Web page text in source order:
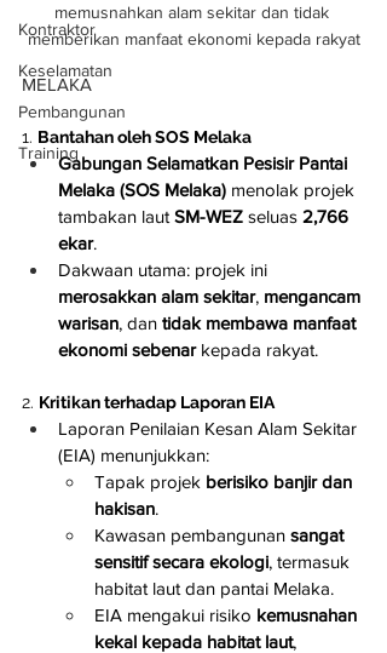
Kontraktor
Keselamatan
Pembangunan
Training
memusnahkan alam sekitar dan tidak
memberikan manfaat ekonomi kepada rakyat
MELAKA
1. Bantahan oleh SOS Melaka
Gabungan Selamatkan Pesisir Pantai
Melaka (SOS Melaka) menolak projek
tambakan laut SM-WEZ seluas 2,766
ekar.
Dakwaan utama: projek ini
merosakkan alam sekitar, mengancam
warisan, dan tidak membawa manfaat
ekonomi sebenar kepada rakyat.
2. Kritikan terhadap Laporan EIA
Laporan Penilaian Kesan Alam Sekitar
(EIA) menunjukkan:
Tapak projek berisiko banjir dan
hakisan.
Kawasan pembangunan sangat
sensitif secara ekologi, termasuk
habitat laut dan pantai Melaka.
EIA mengakui risiko kemusnahan
kekal kepada habitat laut,